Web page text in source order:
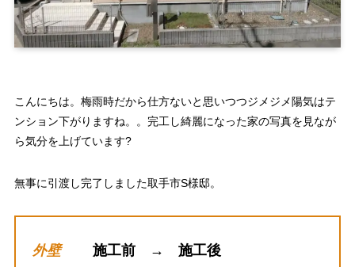
こんにちは。梅雨時だから仕方ないと思いつつジメジメ陽気はテ
ンション下がりますね。。完工し綺麗になった家の写真を見なが
ら気分を上げています?
無事に引渡し完了しました取手市S様邸。
外壁 施工前 → 施工後